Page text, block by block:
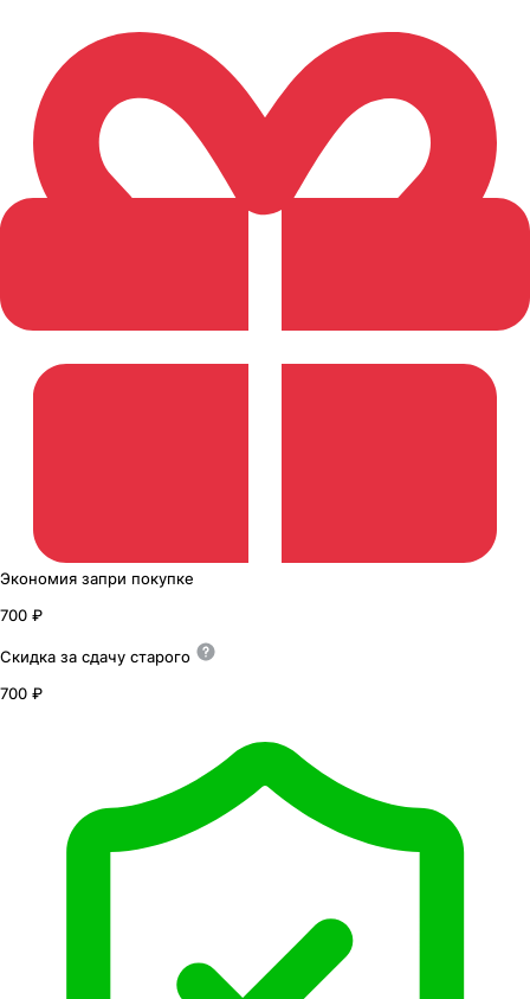
Экономия запри покупке
700 ₽
Скидка за сдачу старого
700 ₽